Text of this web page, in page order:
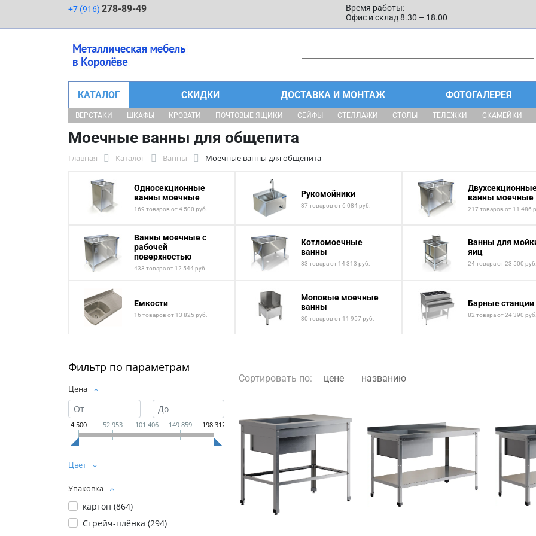
+7 (916) 278-89-49
Время работы:
Офис и склад 8.30 – 18.00
КАТАЛОГ СКИДКИ ДОСТАВКА И МОНТАЖ ФОТОГАЛЕРЕЯ
ВЕРСТАКИ ШКАФЫ КРОВАТИ ПОЧТОВЫЕ ЯЩИКИ СЕЙФЫ СТЕЛЛАЖИ СТОЛЫ ТЕЛЕЖКИ СКАМЕЙКИ
Моечные ванны для общепита
Главная Каталог Ванны Моечные ванны для общепита
Односекционные
ванны моечные
169 товаров от 4 500 руб.
Рукомойники
37 товаров от 6 084 руб.
ванны моечные
217 товаров от 11 486
Ванны моечные с
рабочей
поверхностью
433 товара от 12 544 руб.
Котломоечные
ванны
83 товара от 14 313 руб.
Ванны для
яиц
24 товара от 23 500
Емкости
16 товаров от 13 825 руб.
Моповые моечные
ванны
30 товаров от 11 957 руб.
Барные станции
82 товара от 24 390
Фильтр по параметрам
Цена
4 500 52 953 101 406 149 859 198 312
Цвет
Упаковка
картон (864)
Стрейч-плёнка (294)
Сортировать по: цене названию